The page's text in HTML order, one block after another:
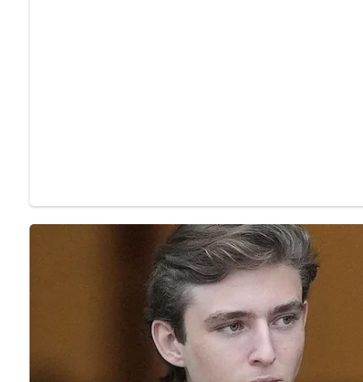
Für eine fettärmere Version kann die Menge der
Verwende frisches, saisonales Gemüse für eine
Spritzer Zitronensaft bringt zusätzliche Frische
Nach: Küchenbuch – Ratgeber für junge Leute » Verlag für die Frau, Leipzig, 1982
Pin mich auf Pinterest